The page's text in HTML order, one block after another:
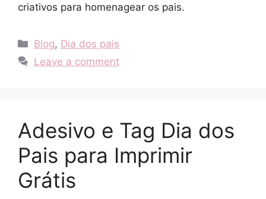
criativos para homenagear os pais.
Categories
Blog, Dia dos pais
Leave a comment
Adesivo e Tag Dia dos
Pais para Imprimir
Grátis